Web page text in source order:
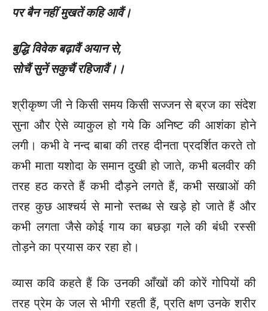
पर बैन नहीं मुखतें कहि आवैं।
बुद्धि विवेक बढ़ावैं अयान से,
सोचैं सुनें सकुचैं रहिजावैं।।
श्रीकृष्ण जी ने किसी समय किसी सज्जन से ब्रज का संदेश
सुना और ऐसे व्याकुल हो गये कि अनिष्ट की आशंका होने
लगी। कभी वे नन्द बाबा की तरह दीनता प्रदर्शित करते तो
कभी माता यशोदा के समान दुखी हो जाते, कभी बलवीर की
तरह हठ करते हैं कभी दौड़ने लगते हैं, कभी सखाओं की
तरह कुछ आश्चर्य से मानो स्तब्ध से खड़े हो जाते हैं और
कभी लगता जैसे कोई गाय का बछड़ा गले की बंधी रस्सी
तोड़ने का प्रयास कर रहा हो।
व्यास कवि कहते हैं कि उनकी आँखों की कोरें गोपियों की
तरह प्रेम के जल से भीगी रहती हैं, प्रति क्षण उनके शरीर